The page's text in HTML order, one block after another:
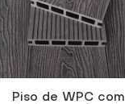
Piso de WPC com